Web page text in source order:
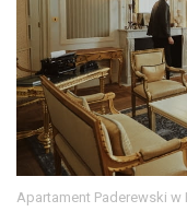
Apartament Paderewski w